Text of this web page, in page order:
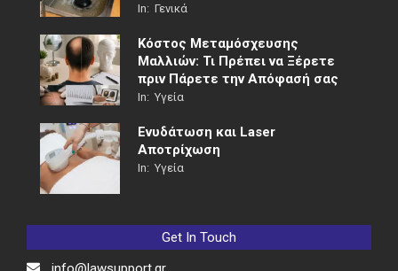
In: Γενικά
Κόστος Μεταμόσχευσης
Μαλλιών: Τι Πρέπει να Ξέρετε
πριν Πάρετε την Απόφασή σας
In: Υγεία
Ενυδάτωση και Laser
Αποτρίχωση
In: Υγεία
Get In Touch